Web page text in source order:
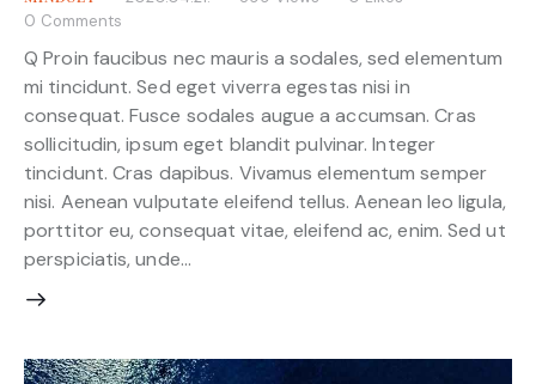
0 Comments
Q Proin faucibus nec mauris a sodales, sed elementum
mi tincidunt. Sed eget viverra egestas nisi in
consequat. Fusce sodales augue a accumsan. Cras
sollicitudin, ipsum eget blandit pulvinar. Integer
tincidunt. Cras dapibus. Vivamus elementum semper
nisi. Aenean vulputate eleifend tellus. Aenean leo ligula,
porttitor eu, consequat vitae, eleifend ac, enim. Sed ut
perspiciatis, unde…